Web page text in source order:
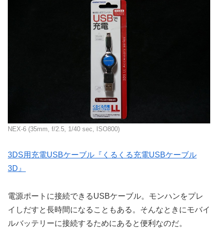
NEX-6 (35mm, f/2.5, 1/40 sec, ISO800)
3DS用充電USBケーブル『くるくる充電USBケーブル
3D』
電源ポートに接続できるUSBケーブル。モンハンをプレ
イしだすと長時間になることもある。そんなときにモバイ
ルバッテリーに接続するためにあると便利なのだ。